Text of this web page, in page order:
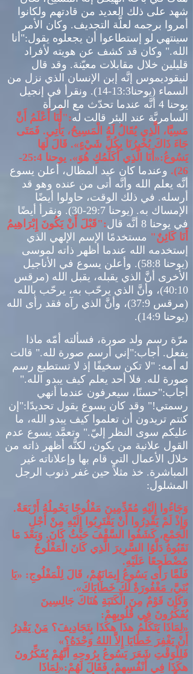
شهد على ذلك العديد من قادتهم ولكانوا
أمروا برجمه لعلَّة التجديف. وكان الأمر
سينتهي لو إستطاعوا أن يجعلوه يقول:" أنا
الله." وكان قد كشف عن هويته لأفراد
قليلين خلال مقابلات معيّنة. وقد قال
لنيقوديموس إنَّه إبن الإنسان الذي نزل من
السماء (يوحنا13:3-14).
ونقرأ في إنجيل
يوحنا 4 أنَّه عندما تحدّث مع المرأة
السامريَّة عند البئر قالت له:" أَنَا أَعْلَمُ أَنَّ
مَسِيَّا، الَّذِي يُقَالُ لَهُ الْمَسِيحُ، يَأْتِي. فَمَتَى
جَاءَ ذَاكَ يُخْبِرُنَا بِكُلِّ شَيْءٍ». قَالَ لَهَا
يَسُوعُ:« أَنَا الَّذِي أُكَلِّمُكِ هُوَ». يوحنا
25:4-
26).
وعندما كان عيد المظال، أعلن يسوع
أنَّه يعلم الله وأنَّه أتى من عنده وهو قد
أرسله. في ذلك الوقت، حاولوا أيضًا
الإمساك به. (يوحنا 29:7-30).
ونقرأ أيضًا
في يوحنا 8 أنَّه قال:"قَبْلَ أَنْ يَكُونَ إِبْرَاهِيمُ
أَنَا كَائِنٌ" مستخدمًا الإسم الإلهي الذي
إستخدمه الله عندما أظهر ذاته لموسى
(يوحنا 58:8).
وأعلن يسوع في الأناجيل
الأخرى أنَّ الذي يقبله، يقبل الله (مرقس
40:10) ، وأنَّ الذي يرحّب به، يرحّب بالله
(مرقس 37:9) ، وأنَّ الذي رآه فقد رأى الله
(يوحنا 14:9).
مرّة رسم ولد صورة، فسألته أمّه ماذا
يفعل. أجاب:" إني أرسم صورة لله." قالت
له أمه: "لا تكن سخيفًا إذ لا تستطيع رسم
صورة لله. فلا أحد يعلم كيف يبدو الله."
أجاب:"حسنًا، سيعرفون عندما أنهي
رسمتي!" وقد كان يسوع يقول تحديدًا :" إن
كنتم تريدون أن تعلموا كيف يبدو الله، ما
عليكم سوى النظر إليّ." وتعمَّد يسوع عدم
القول علانية من يكون، لكنَّه أظهر ذاته من
خلال الأعمال التي قام بها وإعلاناته غير
المباشرة. خذ مثلاً حين غفر ذنوب الرجل
المشلول:
وَجَاءُوا إِلَيْهِ مُقَدِّمِينَ مَفْلُوجًا يَحْمِلُهُ أَرْبَعَةٌ.
وَإِذْ لَمْ يَقْدِرُوا أَنْ يَقْتَرِبُوا إِلَيْهِ مِنْ أَجْلِ
الْجَمْعِ، كَشَفُوا السَّقْفَ حَيْثُ كَانَ. وَبَعْدَ مَا
نَقَبُوهُ دَلَّوُا السَّرِيرَ الَّذِي كَانَ الْمَفْلُوجُ
مُضْطَجِعًا عَلَيْهِ.
فَلَمَّا رَأَى يَسُوعُ إِيمَانَهُمْ، قَالَ لِلْمَفْلُوجِ: «يَا
بُنَيَّ، مَغْفُورَةٌ لَكَ خَطَايَاكَ».
وَكَانَ قَوْمٌ مِنَ الْكَتَبَةِ هُنَاكَ جَالِسِينَ
يُفَكِّرُونَ فِي قُلُوبِهِمْ:
«لِمَاذَا يَتَكَلَّمُ هذَا هكَذَا بِتَجَادِيفَ؟ مَنْ يَقْدِرُ
أَنْ يَغْفِرَ خَطَايَا إِلاَّ اللهُ وَحْدَهُ؟»
فَلِلْوَقْتِ شَعَرَ يَسُوعُ بِرُوحِهِ أَنَّهُمْ يُفَكِّرُونَ
هكَذَا فِي أَنْفُسِهِمْ، فَقَالَ لَهُمْ:«لِمَاذَا